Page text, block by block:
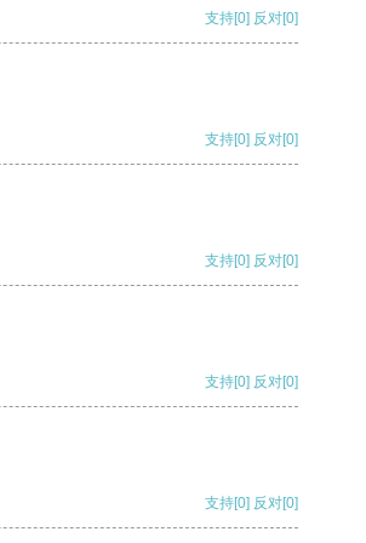
支持[0] 反对[0]
支持[0] 反对[0]
支持[0] 反对[0]
支持[0] 反对[0]
支持[0] 反对[0]